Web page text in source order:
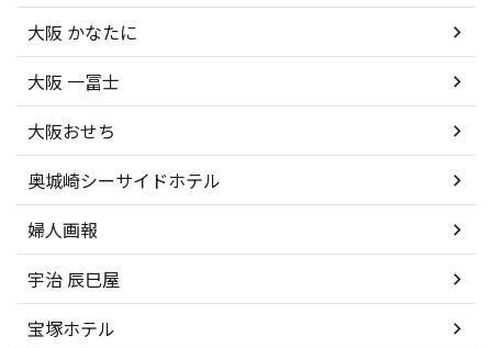
大阪 かなたに
大阪 一冨士
大阪おせち
奥城崎シーサイドホテル
婦人画報
宇治 辰巳屋
宝塚ホテル